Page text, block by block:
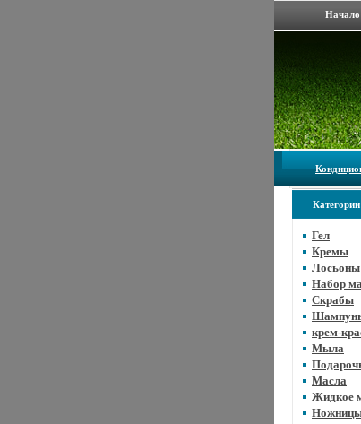
Начало
Гел
Кремы
Лосьоны
Набор
Скрабы
крем-
Мыла
Масла
Жидкое